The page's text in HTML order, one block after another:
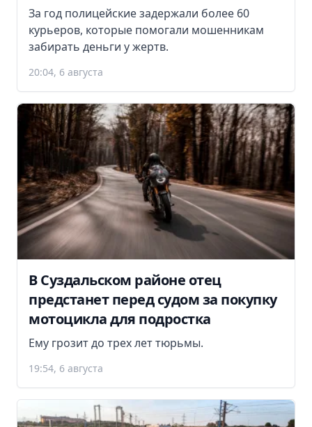
За год полицейские задержали более 60
курьеров, которые помогали мошенникам
забирать деньги у жертв.
20:04, 6 августа
В Суздальском районе отец
предстанет перед судом за покупку
мотоцикла для подростка
Ему грозит до трех лет тюрьмы.
19:54, 6 августа